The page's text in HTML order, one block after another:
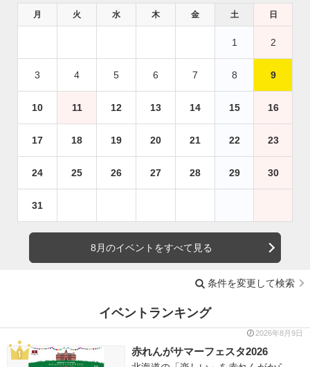
月 火 水 木 金 土 日
1 2
3 4 5 6 7 8 9
10 11 12 13 14 15 16
17 18 19 20 21 22 23
24 25 26 27 28 29 30
31
8月のイベントをすべて見る
条件を変更して検索
イベントランキング
2026年8月9日
赤れんがサマーフェスタ2026